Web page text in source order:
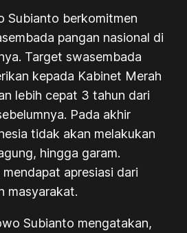
Subianto berkomitmen
pangan nasional di
Target swasembada
kepada Kabinet Merah
lebih cepat 3 tahun dari
Pada akhir
tidak akan melakukan
hingga garam.
apresiasi dari
masyarakat.
Subianto mengatakan,